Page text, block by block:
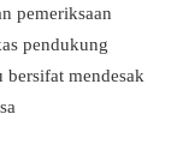
pemeriksaan
pendukung
mendesak